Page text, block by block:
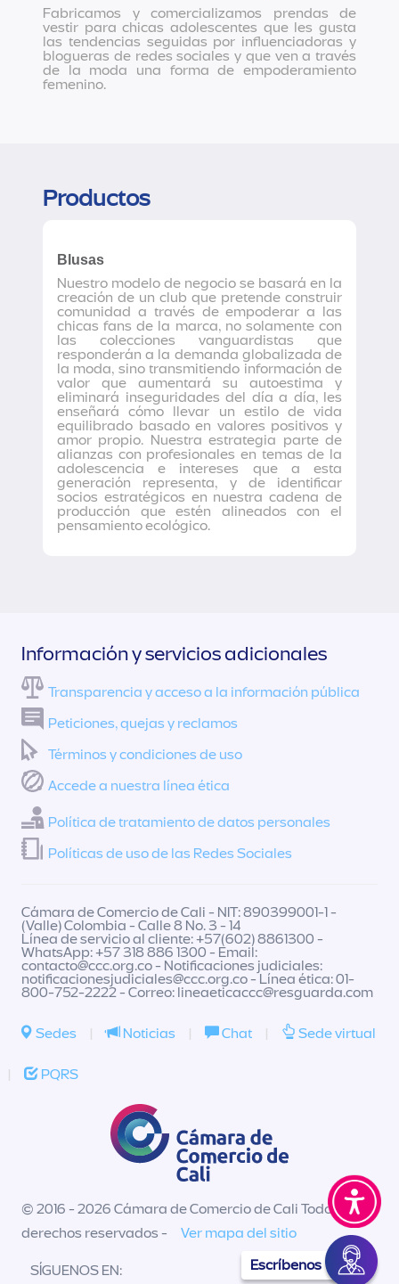
Fabricamos y comercializamos prendas de
vestir para chicas adolescentes que les gusta
las tendencias seguidas por influenciadoras y
blogueras de redes sociales y que ven a través
de la moda una forma de empoderamiento
femenino.
Productos
Blusas
Nuestro modelo de negocio se basará en la
creación de un club que pretende construir
comunidad a través de empoderar a las
chicas fans de la marca, no solamente con
las colecciones vanguardistas que
responderán a la demanda globalizada de
la moda, sino transmitiendo información de
valor que aumentará su autoestima y
eliminará inseguridades del día a día, les
enseñará cómo llevar un estilo de vida
equilibrado basado en valores positivos y
amor propio. Nuestra estrategia parte de
alianzas con profesionales en temas de la
adolescencia e intereses que a esta
generación representa, y de identificar
socios estratégicos en nuestra cadena de
producción que estén alineados con el
pensamiento ecológico.
Escríbenos
Información y servicios adicionales
Transparencia y acceso a la información pública
Peticiones, quejas y reclamos
Términos y condiciones de uso
Accede a nuestra línea ética
Política de tratamiento de datos personales
Políticas de uso de las Redes Sociales
Cámara de Comercio de Cali - NIT: 890399001-1 -
(Valle) Colombia - Calle 8 No. 3 - 14
Línea de servicio al cliente: +57(602) 8861300 -
WhatsApp: +57 318 886 1300 - Email:
contacto@ccc.org.co- Notificaciones judiciales:
notificacionesjudiciales@ccc.org.co- Línea ética: 01-
800-752-2222 - Correo: lineaeticaccc@resguarda.com
Sedes | Noticias | Chat | Sede virtual
| PQRS
© 2016 - 2026 Cámara de Comercio de Cali Todos los
derechos reservados -
Ver mapa del sitio
SÍGUENOS EN: